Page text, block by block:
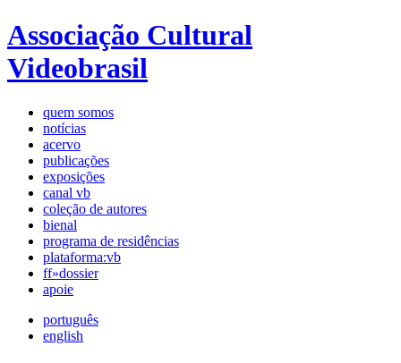
Associação Cultural
Videobrasil
quem somos
notícias
acervo
publicações
exposições
canal vb
coleção de autores
bienal
programa de residências
plataforma:vb
ff»dossier
apoie
português
english